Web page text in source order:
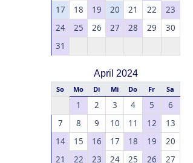
17
18 19 20 21 22
23
24
25 26 27 28 29
30
31
April 2024
So Mo Di Mi Do Fr Sa
1 2 3 4 5
6
7
8 9 10 11 12
13
14
15 16 17 18 19
20
21
22 23 24 25 26 27